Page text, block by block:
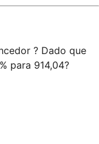
? Dado que
para 914,04?